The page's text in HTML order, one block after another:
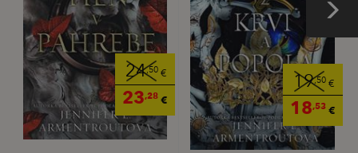
24,50€
23,28€
19,50€
18,53€